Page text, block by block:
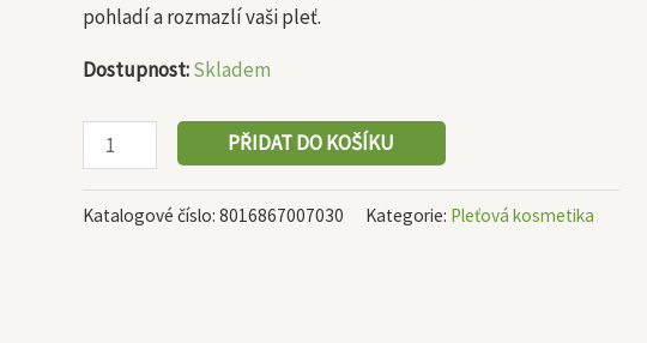
pohladí a rozmazlí vaši pleť.
Dostupnost:Skladem
PŘIDAT DO KOŠÍKU
Katalogové číslo: 8016867007030 Kategorie: Pleťová kosmetika